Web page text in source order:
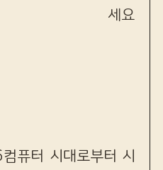
세요
퓨터 시대로부터 시작